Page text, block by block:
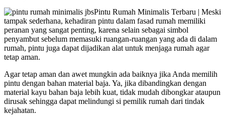
Pintu Rumah Minimalis Terbaru | Meski
tampak sederhana, kehadiran pintu dalam fasad rumah memiliki
peranan yang sangat penting, karena selain sebagai simbol
penyambut sebelum memasuki ruangan-ruangan yang ada di dalam
rumah, pintu juga dapat dijadikan alat untuk menjaga rumah agar
tetap aman.
Agar tetap aman dan awet mungkin ada baiknya jika Anda memilih
pintu dengan bahan material baja. Ya, jika dibandingkan dengan
material kayu bahan baja lebih kuat, tidak mudah dibongkar ataupun
dirusak sehingga dapat melindungi si pemilik rumah dari tindak
kejahatan.